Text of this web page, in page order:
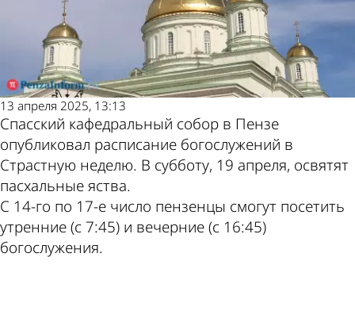
13 апреля 2025, 13:13
Спасский кафедральный собор в Пензе
опубликовал расписание богослужений в
Страстную неделю. В субботу, 19 апреля, освятят
пасхальные яства.
С 14-го по 17-е число пензенцы смогут посетить
утренние (с 7:45) и вечерние (с 16:45)
богослужения.